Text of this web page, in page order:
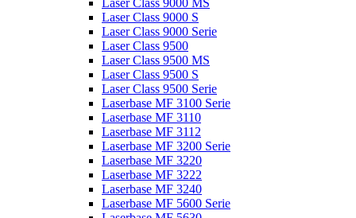
Laser Class 9000 S
Laser Class 9000 Serie
Laser Class 9500
Laser Class 9500 MS
Laser Class 9500 S
Laser Class 9500 Serie
Laserbase MF 3100 Serie
Laserbase MF 3110
Laserbase MF 3112
Laserbase MF 3200 Serie
Laserbase MF 3220
Laserbase MF 3222
Laserbase MF 3240
Laserbase MF 5600 Serie